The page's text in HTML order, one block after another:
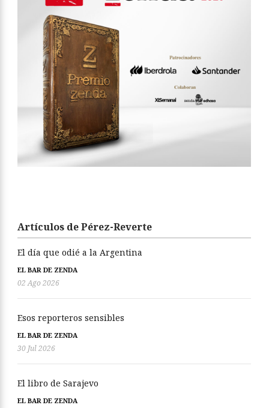
Artículos de Pérez-Reverte
El día que odié a la Argentina
EL BAR DE ZENDA
02 Ago 2026
Esos reporteros sensibles
EL BAR DE ZENDA
30 Jul 2026
El libro de Sarajevo
EL BAR DE ZENDA